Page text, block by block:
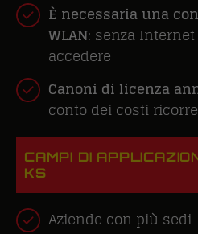
È necessaria una
WLAN: senza
accedere
Canoni di licenza
conto dei costi
CAMPI DI
KS
Aziende con più sedi